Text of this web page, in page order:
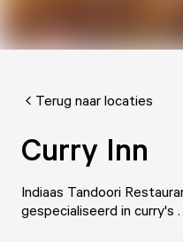
Terug naar locaties
Curry Inn
Indiaas Tandoori
gespecialiseerd in curry's .